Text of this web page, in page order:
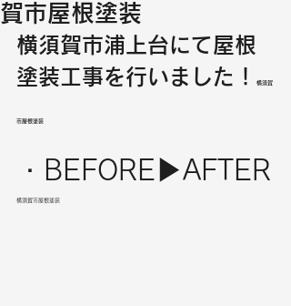
賀市屋根塗装
横須賀市浦上台にて屋根
塗装工事を行いました！
横須賀
市屋根塗装
・BEFORE▶︎AFTER
横須賀市屋根塗装